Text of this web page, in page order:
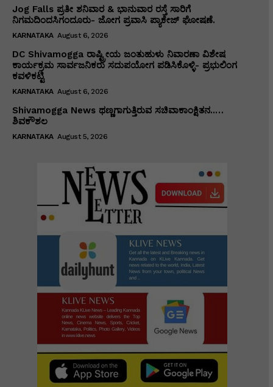
Jog Falls ಪ್ರತೀ ಶನಿವಾರ & ಭಾನುವಾರ ರಸ್ತೆ ಸಾರಿಗೆ
ನಿಗಮದಿಂದಸಿಗಂದೂರು- ಜೋಗ ಪ್ರವಾಸಿ ಪ್ಯಾಕೇಜ್ ಘೋಷಣೆ.
KARNATAKA August 6, 2026
DC Shivamogga ರಾಷ್ಟ್ರೀಯ ಜಂತುಹುಳು ನಿವಾರಣಾ ವಿಶೇಷ
ಕಾರ್ಯಕ್ರಮ ಸಾರ್ವಜನಿಕರು ಸದುಪಯೋಗ ಪಡಿಸಿಕೊಳ್ಳಿ- ಪ್ರಭುಲಿಂಗ
ಕವಳಿಕಟ್ಟಿ
KARNATAKA August 6, 2026
Shivamogga News ಥಣ್ಣಗಾಗುತ್ತಿರುವ ಸಚಿವಾಕಾಂಕ್ಷಿತನ..…
ಶಿವಕೌಶಲ
KARNATAKA August 5, 2026